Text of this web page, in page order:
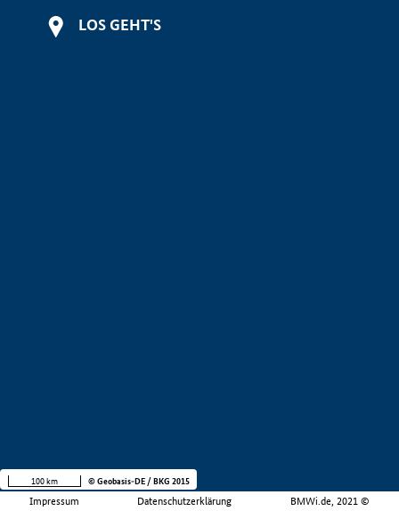
LOS GEHT'S
Impressum Datenschutzerklärung BMWi.de, 2021 ©
100 km © Geobasis-DE / BKG 2015